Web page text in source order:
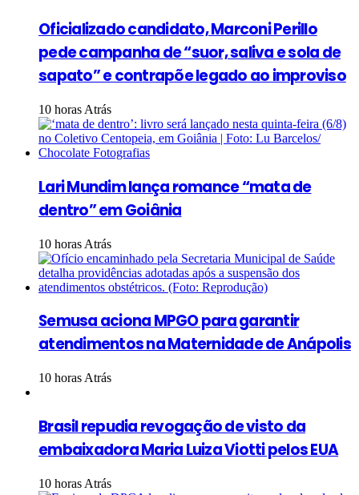
Oficializado candidato, Marconi Perillo
pede campanha de “suor, saliva e sola de
sapato” e contrapõe legado ao improviso
10 horas Atrás
Lari Mundim lança romance “mata de
dentro” em Goiânia
10 horas Atrás
Semusa aciona MPGO para garantir
atendimentos na Maternidade de Anápolis
10 horas Atrás
Brasil repudia revogação de visto da
embaixadora Maria Luiza Viotti pelos EUA
10 horas Atrás